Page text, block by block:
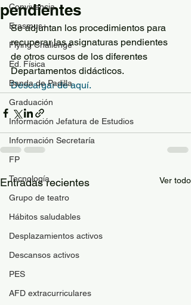
Convivencia
Erasmus+
Flying Challenge
Ed. Física
Banda de Padilla
Graduación
Información Jefatura de Estudios
Información Secretaría
FP
Tecnología
Grupo de teatro
Hábitos saludables
Desplazamientos activos
Descansos activos
PES
AFD extracurriculares
pendientes
Se adjuntan los procedimientos para
recuperar las asignaturas pendientes
de otros cursos de los diferentes
Departamentos didácticos.
Descargar de aquí.
Entradas recientes Ver todo